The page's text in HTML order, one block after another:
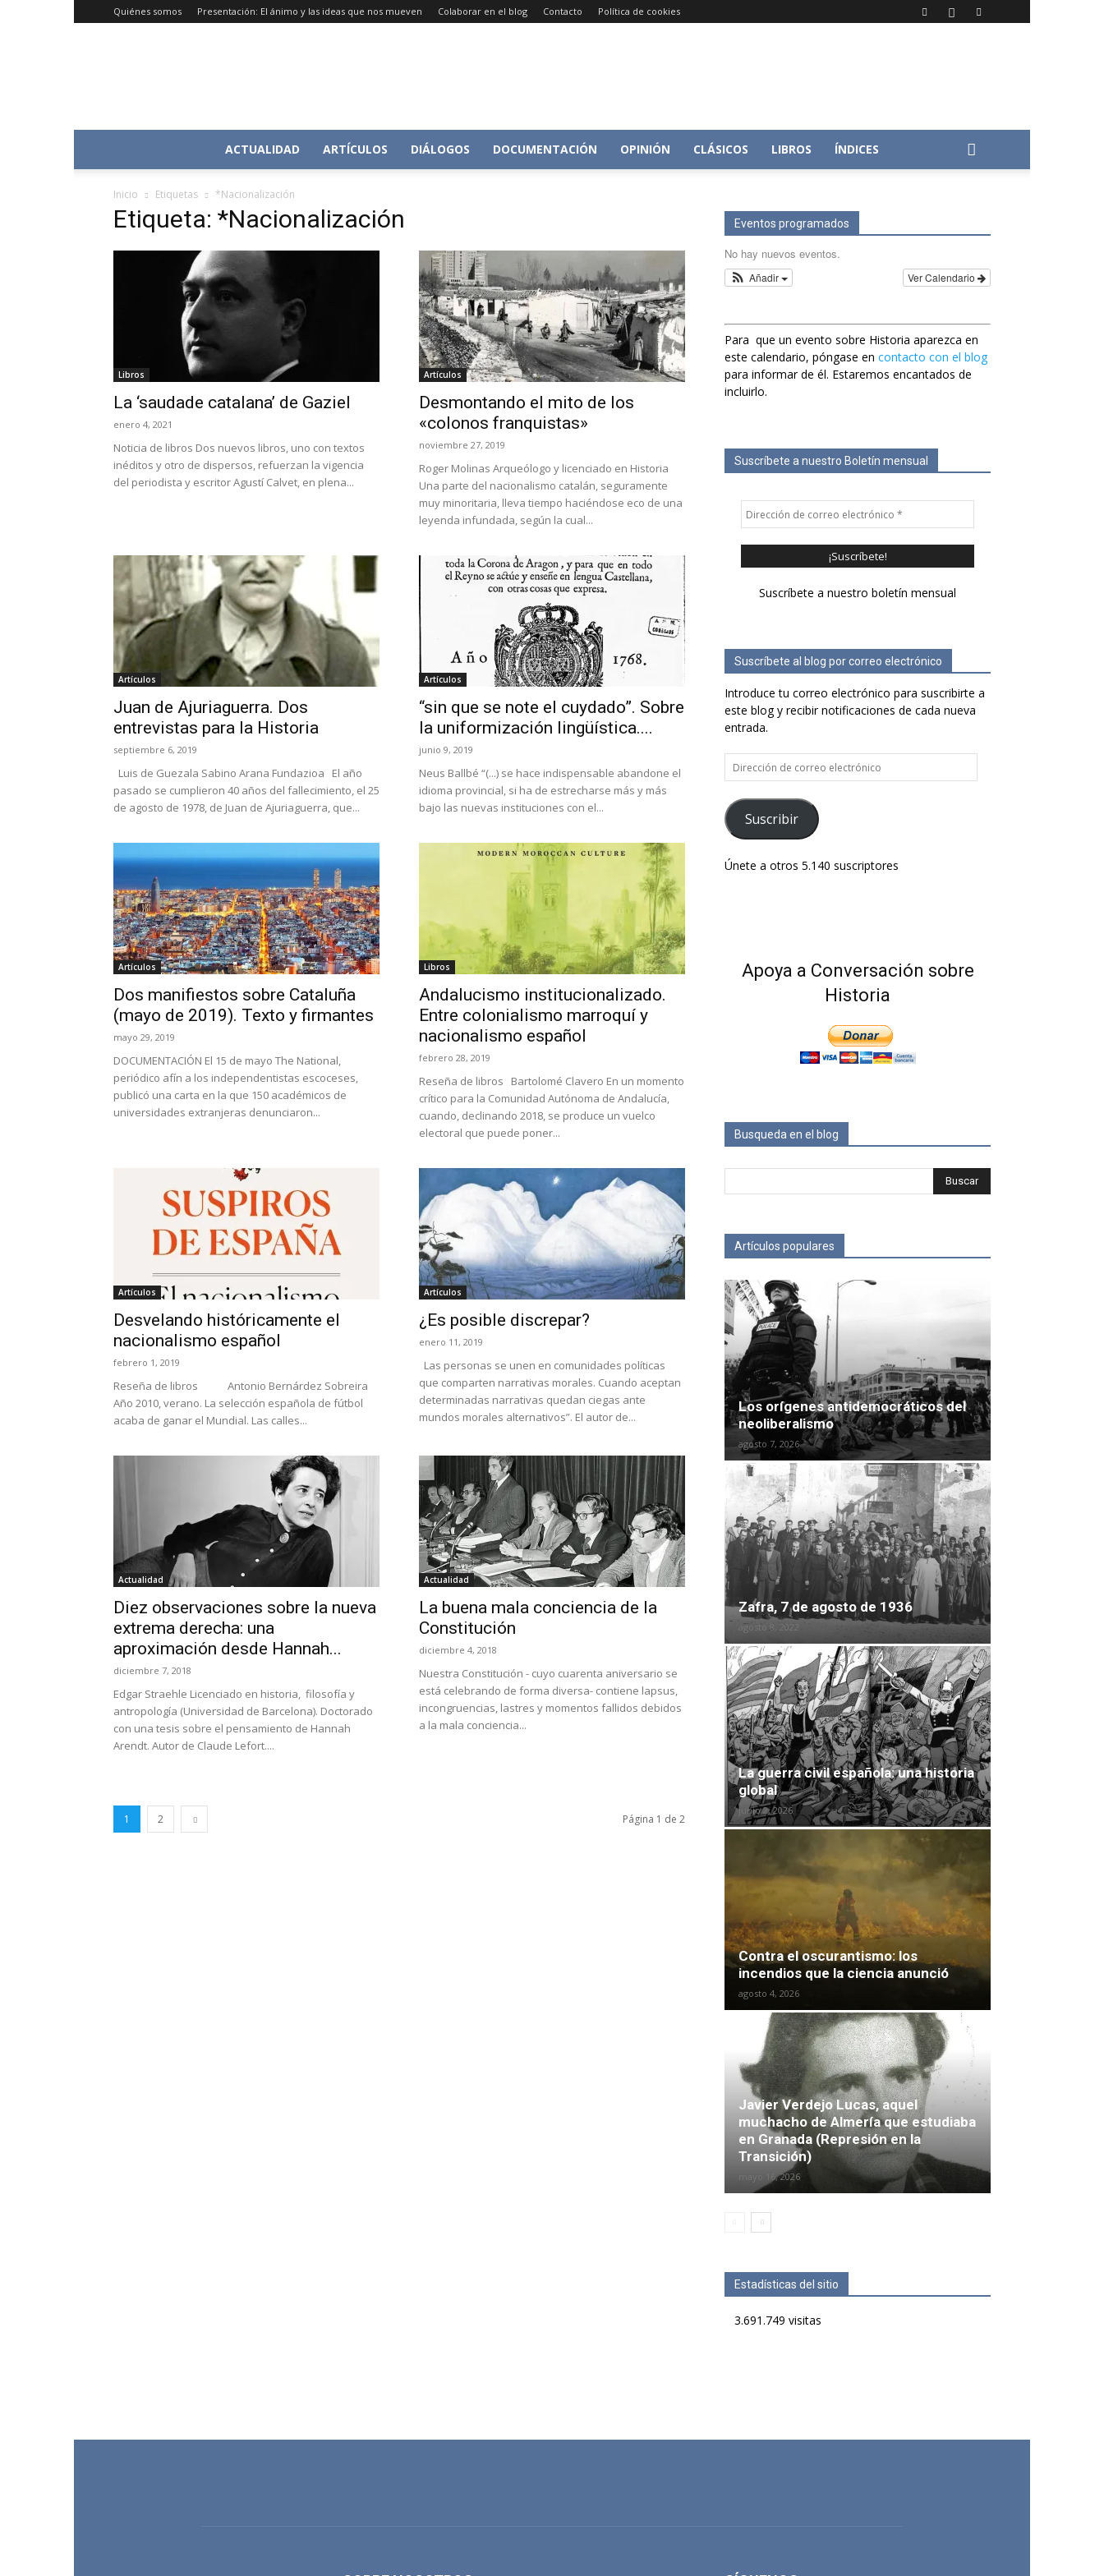
Quiénes somos Presentación: El ánimo y las ideas que nos mueven Colaborar en el blog Contacto Política de cookies
Conversacion
Historia
ACTUALIDAD ARTÍCULOS DIÁLOGOS DOCUMENTACIÓN OPINIÓN CLÁSICOS LIBROS ÍNDICES
Inicio Etiquetas *Nacionalización
Etiqueta: *Nacionalización
Libros
La ‘saudade catalana’ de Gaziel
enero 4, 2021
Noticia de libros Dos nuevos libros, uno con textos
inéditos y otro de dispersos, refuerzan la vigencia
del periodista y escritor Agustí Calvet, en plena...
Artículos
Desmontando el mito de los
«colonos franquistas»
noviembre 27, 2019
Roger Molinas Arqueólogo y licenciado en Historia
Una parte del nacionalismo catalán, seguramente
muy minoritaria, lleva tiempo haciéndose eco de una
leyenda infundada, según la cual...
Artículos
Juan de Ajuriaguerra. Dos
entrevistas para la Historia
septiembre 6, 2019
Luis de Guezala Sabino Arana Fundazioa El año
pasado se cumplieron 40 años del fallecimiento, el 25
de agosto de 1978, de Juan de Ajuriaguerra, que...
Artículos
“sin que se note el cuydado”. Sobre
la uniformización lingüística....
junio 9, 2019
Neus Ballbé “(...) se hace indispensable abandone el
idioma provincial, si ha de estrecharse más y más
bajo las nuevas instituciones con el...
Artículos
Dos manifiestos sobre Cataluña
(mayo de 2019). Texto y firmantes
mayo 29, 2019
DOCUMENTACIÓN El 15 de mayo The National,
periódico afín a los independentistas escoceses,
publicó una carta en la que 150 académicos de
universidades extranjeras denunciaron...
Libros
Andalucismo institucionalizado.
Entre colonialismo marroquí y
nacionalismo español
febrero 28, 2019
Reseña de libros Bartolomé Clavero En un momento
crítico para la Comunidad Autónoma de Andalucía,
cuando, declinando 2018, se produce un vuelco
electoral que puede poner...
Artículos
Desvelando históricamente el
nacionalismo español
febrero 1, 2019
Reseña de libros Antonio Bernárdez Sobreira
Año 2010, verano. La selección española de fútbol
acaba de ganar el Mundial. Las calles...
Artículos
¿Es posible discrepar?
enero 11, 2019
Las personas se unen en comunidades políticas
que comparten narrativas morales. Cuando aceptan
determinadas narrativas quedan ciegas ante
mundos morales alternativos”. El autor de...
Actualidad
Diez observaciones sobre la nueva
extrema derecha: una
aproximación desde Hannah...
diciembre 7, 2018
Edgar Straehle Licenciado en historia, filosofía y
antropología (Universidad de Barcelona). Doctorado
con una tesis sobre el pensamiento de Hannah
Arendt. Autor de Claude Lefort....
Actualidad
La buena mala conciencia de la
Constitución
diciembre 4, 2018
Nuestra Constitución - cuyo cuarenta aniversario se
está celebrando de forma diversa- contiene lapsus,
incongruencias, lastres y momentos fallidos debidos
a la mala conciencia...
1 2 Página 1 de 2
Eventos programados
No hay nuevos eventos.
Ver Calendario
Añadir
Para que un evento sobre Historia aparezca en
este calendario, póngase en contacto con el blog
para informar de él. Estaremos encantados de
incluirlo.
Suscríbete a nuestro Boletín mensual
Suscríbete a nuestro boletín mensual
Suscríbete al blog por correo electrónico
Introduce tu correo electrónico para suscribirte a
este blog y recibir notificaciones de cada nueva
entrada.
Dirección
de
correo
electrónico
Suscribir
Únete a otros 5.140 suscriptores
Apoya a Conversación sobre
Historia
Busqueda en el blog
Artículos populares
Los orígenes antidemocráticos del
neoliberalismo
agosto 7, 2026
Zafra, 7 de agosto de 1936
agosto 8, 2022
La guerra civil española: una historia
global
junio 2, 2026
Contra el oscurantismo: los
incendios que la ciencia anunció
agosto 4, 2026
Javier Verdejo Lucas, aquel
muchacho de Almería que estudiaba
en Granada (Represión en la
Transición)
mayo 16, 2026
Estadísticas del sitio
3.691.749 visitas